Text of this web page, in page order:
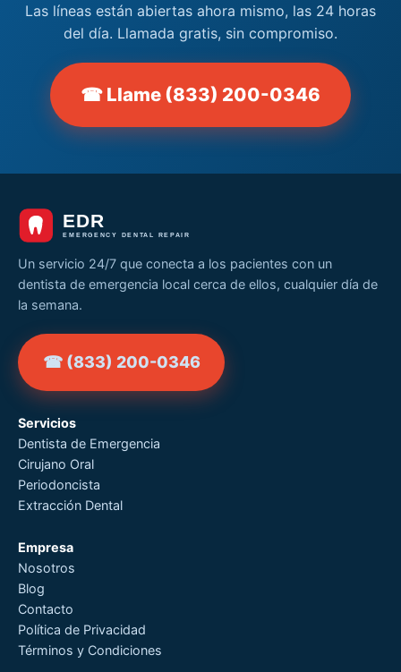
Las líneas están abiertas ahora mismo, las 24 horas
del día. Llamada gratis, sin compromiso.
☎ Llame (833) 200-0346
Un servicio 24/7 que conecta a los pacientes con un
dentista de emergencia local cerca de ellos, cualquier día de
la semana.
☎ (833) 200-0346
Servicios
Dentista de Emergencia
Cirujano Oral
Periodoncista
Extracción Dental
Empresa
Nosotros
Blog
Contacto
Política de Privacidad
Términos y Condiciones